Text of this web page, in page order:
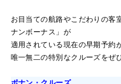
お目当ての航路やこだわりの客
ナンボーナス」が
適用されている現在の早期予約
唯一無二の特別なクルーズをぜ